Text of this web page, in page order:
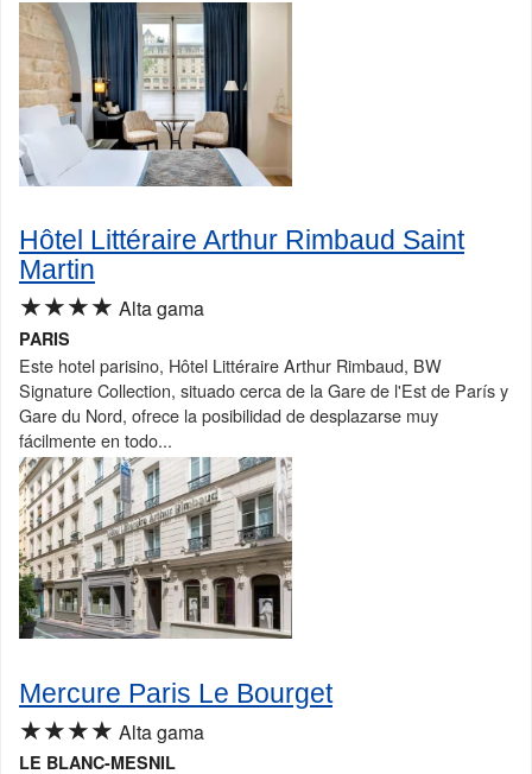
Hôtel Littéraire Arthur Rimbaud Saint
Martin
★★★★ Alta gama
PARIS
Este hotel parisino, Hôtel Littéraire Arthur Rimbaud, BW
Signature Collection, situado cerca de la Gare de l'Est de París y
Gare du Nord, ofrece la posibilidad de desplazarse muy
fácilmente en todo...
Mercure Paris Le Bourget
★★★★ Alta gama
LE BLANC-MESNIL